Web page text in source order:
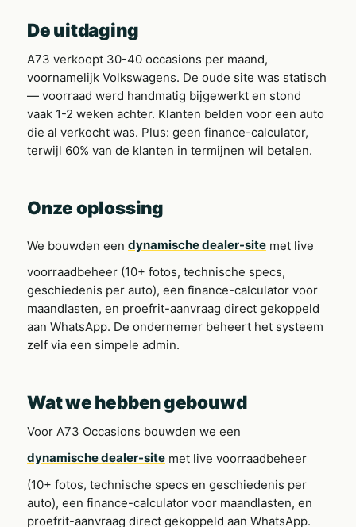
De uitdaging
A73 verkoopt 30-40 occasions per maand,
voornamelijk Volkswagens. De oude site was statisch
— voorraad werd handmatig bijgewerkt en stond
vaak 1-2 weken achter. Klanten belden voor een auto
die al verkocht was. Plus: geen finance-calculator,
terwijl 60% van de klanten in termijnen wil betalen.
Onze oplossing
We bouwden een dynamische dealer-site met live
voorraadbeheer (10+ fotos, technische specs,
geschiedenis per auto), een finance-calculator voor
maandlasten, en proefrit-aanvraag direct gekoppeld
aan WhatsApp. De ondernemer beheert het systeem
zelf via een simpele admin.
Wat we hebben gebouwd
Voor A73 Occasions bouwden we een
dynamische dealer-site met live voorraadbeheer
(10+ fotos, technische specs en geschiedenis per
auto), een finance-calculator voor maandlasten, en
proefrit-aanvraag direct gekoppeld aan WhatsApp.